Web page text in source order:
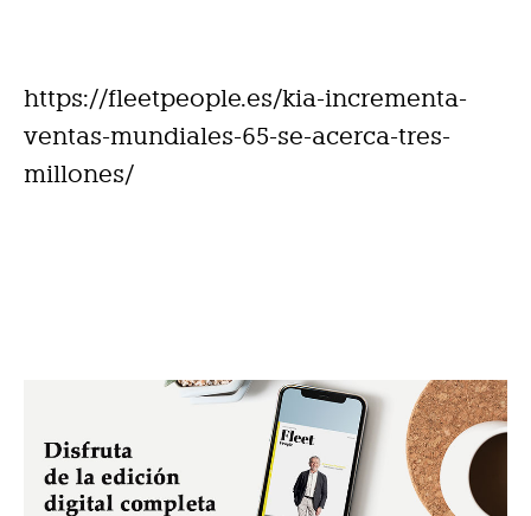
https://fleetpeople.es/kia-incrementa-
ventas-mundiales-65-se-acerca-tres-
millones/